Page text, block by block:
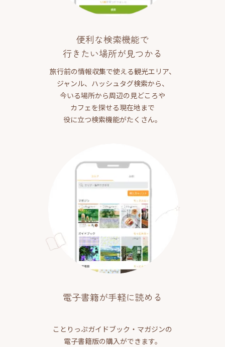
便利な検索機能で
行きたい場所が見つかる
旅行前の情報収集で使える観光エリア、
ジャンル、ハッシュタグ検索から、
今いる場所から周辺の見どころや
カフェを探せる現在地まで
役に立つ検索機能がたくさん。
電子書籍が手軽に読める
ことりっぷガイドブック・マガジンの
電子書籍版の購入ができます。